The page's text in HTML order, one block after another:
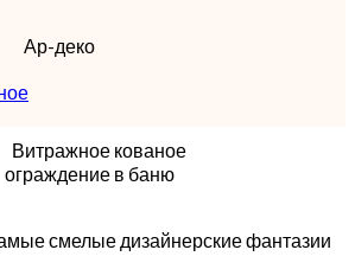
Ар-деко
смелые дизайнерские фантазии